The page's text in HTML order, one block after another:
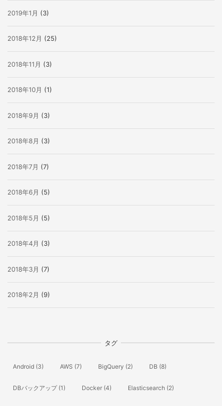
2019年1月 (3)
2018年12月 (25)
2018年11月 (3)
2018年10月 (1)
2018年9月 (3)
2018年8月 (3)
2018年7月 (7)
2018年6月 (5)
2018年5月 (5)
2018年4月 (3)
2018年3月 (7)
2018年2月 (9)
タグ
Android (3) AWS (7) BigQuery (2) DB (8)
DBバックアップ(1) Docker (4) Elasticsearch (2)